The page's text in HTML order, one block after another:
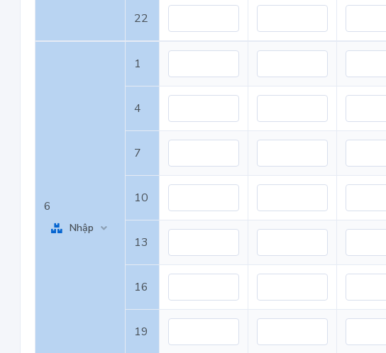
22
6
Nhập
1
4
7
10
13
16
19